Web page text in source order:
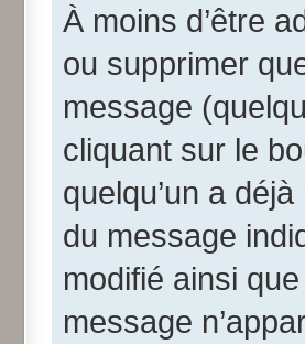
À moins d’être
ou supprimer
message
cliquant sur le
quelqu’un a
du message
modifié ainsi
message